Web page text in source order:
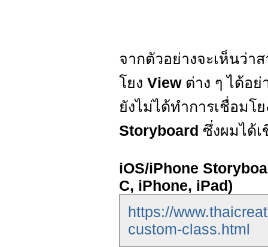
จากตัวอย่างจะเห็นว่า
โยง View ต่าง ๆ ได้อ
ยังไม่ได้ทำการเชื่อมโย
Storyboard ซึ่งผมได้เ
iOS/iPhone
C, iPhone, iPad)
https://
custom-class.html